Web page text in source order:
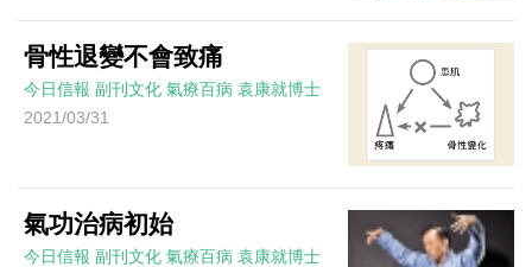
骨性退變不會致痛
今日信報 副刊文化 氣療百病 袁康就博士
2021/03/31
氣功治病初始
今日信報 副刊文化 氣療百病 袁康就博士